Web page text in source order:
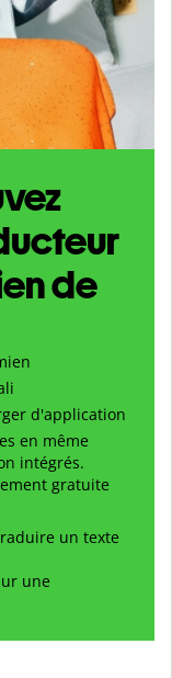
de
d'application
en même
intégrés.
gratuite
un texte
une